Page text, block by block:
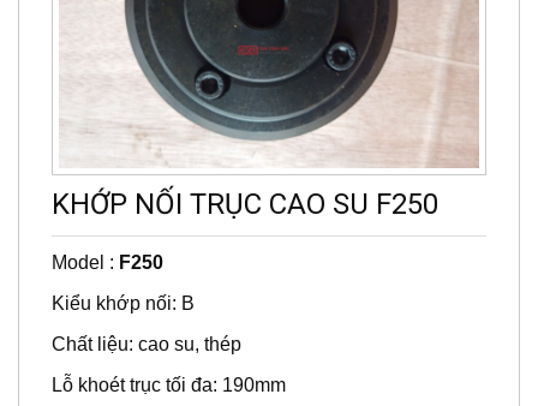
KHỚP NỐI TRỤC CAO SU F250
Model : F250
Kiểu khớp nối: B
Chất liệu: cao su, thép
Lỗ khoét trục tối đa: 190mm